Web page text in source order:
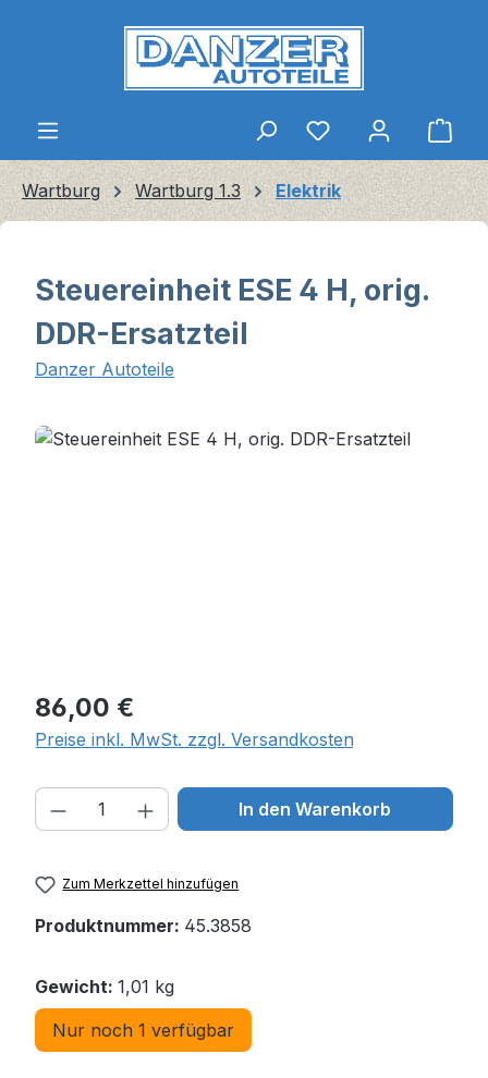
Zum Hauptinhalt springen
Wartburg Wartburg 1.3 Elektrik
Steuereinheit ESE 4 H, orig.
DDR-Ersatzteil
Danzer Autoteile
Bildergalerie überspringen
Regulärer Preis:
86,00 €
Preise inkl. MwSt. zzgl. Versandkosten
Produkt Anzahl: Gib den
In den Warenkorb
Zum Merkzettel hinzufügen
Produktnummer: 45.3858
Gewicht: 1,01 kg
Nur noch 1 verfügbar